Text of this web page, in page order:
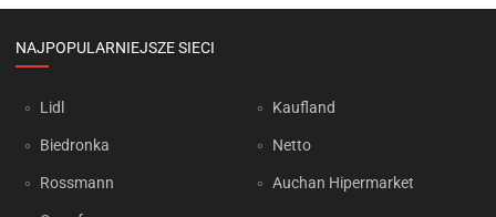
NAJPOPULARNIEJSZE SIECI
Lidl
Biedronka
Rossmann
Kaufland
Netto
Auchan Hipermarket